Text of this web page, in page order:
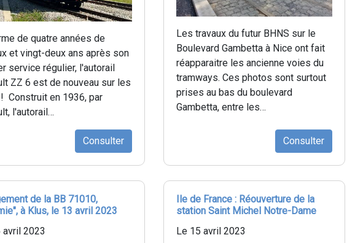
de quatre années de
et vingt-deux ans après son
service régulier, l'autorail
ZZ 6 est de nouveau sur les
Construit en 1936, par
l'autorail…
Consulter
Les travaux du futur BHNS sur le
Boulevard Gambetta à Nice ont fait
réapparaitre les ancienne voies du
tramways. Ces photos sont surtout
prises au bas du boulevard
Gambetta, entre les…
Consulter
de la BB 71010,
à Klus, le 13 avril 2023
avril 2023
Ile de France : Réouverture de la
station Saint Michel Notre-Dame
Le 15 avril 2023